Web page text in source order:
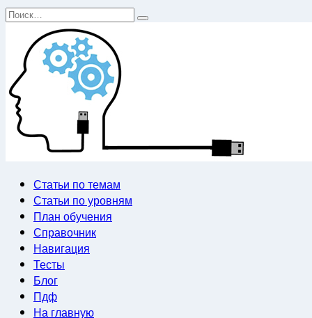
Перейти
содержанию
Search
Статьи по темам
Статьи по уровням
План обучения
Справочник
Навигация
Тесты
Блог
Пдф
На главную